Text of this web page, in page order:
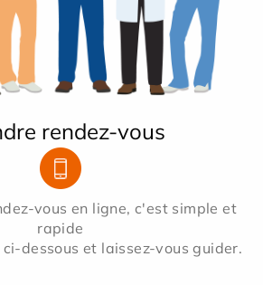
rendez-vous
vous en ligne, c'est simple et
rapide
dessous et laissez-vous guider.